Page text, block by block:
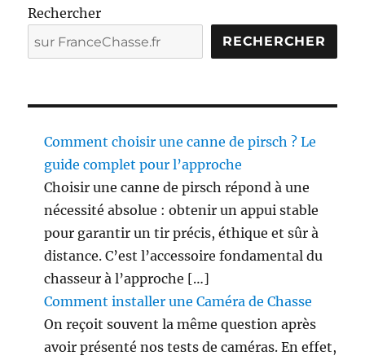
Rechercher
RECHERCHER
Comment choisir une canne de pirsch ? Le
guide complet pour l’approche
Choisir une canne de pirsch répond à une
nécessité absolue : obtenir un appui stable
pour garantir un tir précis, éthique et sûr à
distance. C’est l’accessoire fondamental du
chasseur à l’approche […]
Comment installer une Caméra de Chasse
On reçoit souvent la même question après
avoir présenté nos tests de caméras. En effet,